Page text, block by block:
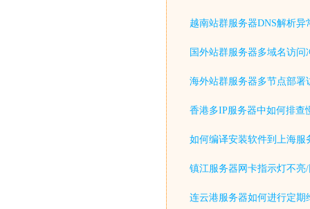
越南站群服务器DNS解析异
国外站群服务器多域名访问
海外站群服务器多节点部署
香港多IP服务器中如何排查
如何编译安装软件到上海服
镇江服务器网卡指示灯不亮
连云港服务器如何进行定期